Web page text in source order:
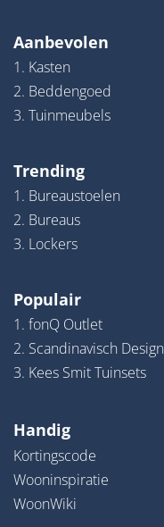
Aanbevolen
1. Kasten
2. Beddengoed
3. Tuinmeubels
Trending
1. Bureaustoelen
2. Bureaus
3. Lockers
Populair
1. fonQ Outlet
2. Scandinavisch Design
3. Kees Smit Tuinsets
Handig
Kortingscode
Wooninspiratie
WoonWiki